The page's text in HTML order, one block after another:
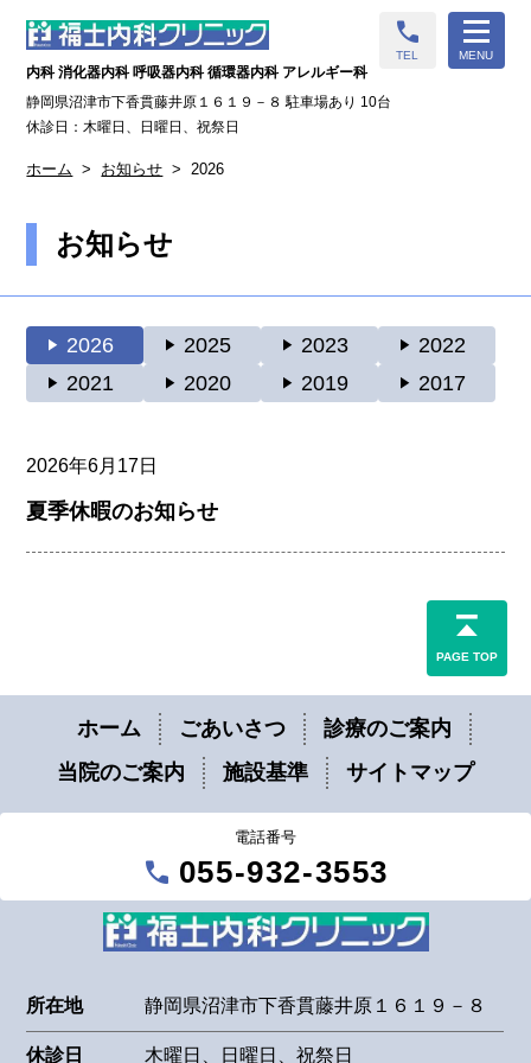
内科 消化器内科 呼吸器内科 循環器内科 アレルギー科
call
TEL MENU
静岡県沼津市下香貫藤井原１６１９－８ 駐車場あり 10台
休診日：木曜日、日曜日、祝祭日
ホーム お知らせ 2026
お知らせ
play_arrow 2026 play_arrow 2025 play_arrow 2023 play_arrow 2022
play_arrow 2021 play_arrow 2020 play_arrow 2019 play_arrow 2017
2026年6月17日
夏季休暇のお知らせ
ホーム ごあいさつ
診療のご案内
当院のご案内
施設基準 サイトマップ
電話番号
call 055-932-3553
所在地 静岡県沼津市下香貫藤井原１６１９－８
休診日 木曜日、日曜日、祝祭日
PAGE TOP